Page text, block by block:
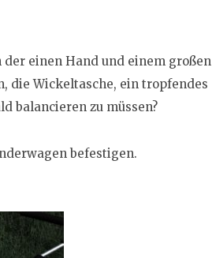
einen Hand und einem großen
die Wickeltasche, ein tropfendes
balancieren zu müssen?
befestigen.